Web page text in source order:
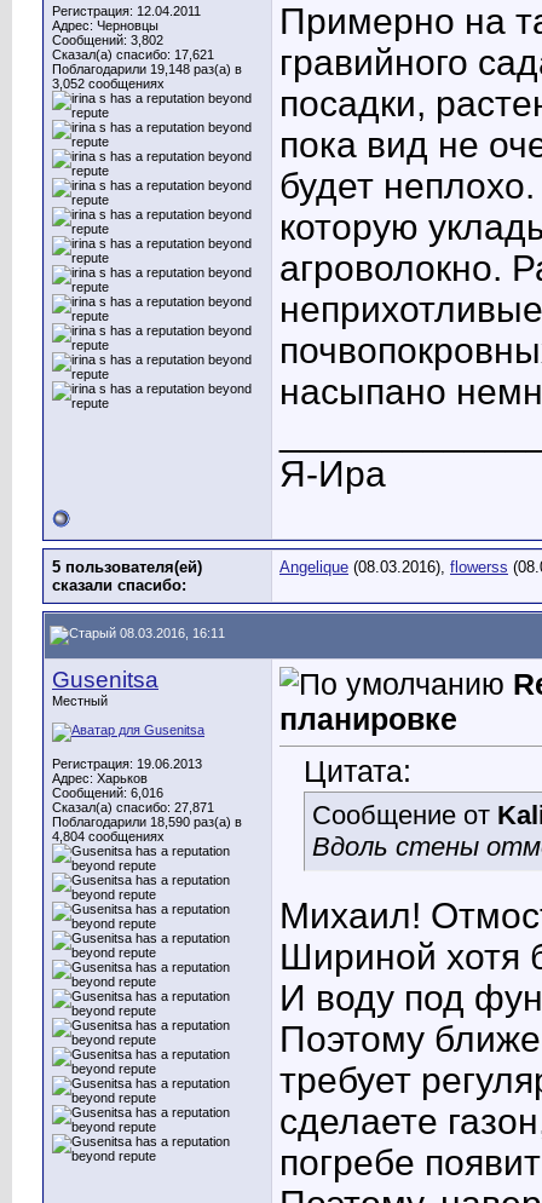
Регистрация: 12.04.2011
Адрес: Черновцы
Сообщений: 3,802
Сказал(а) спасибо: 17,621
Поблагодарили 19,148 раз(а) в
3,052 сообщениях
Примерно на
гравийного
посадки,
пока вид не
будет
которую
агроволокно.
насыпано
Я-Ира
5 пользователя(ей)
сказали cпасибо:
Angelique (08.03.2016), flowerss
08.03.2016, 16:11
Gusenitsa
Местный
Регистрация: 19.06.2013
Адрес: Харьков
Сообщений: 6,016
Сказал(а) спасибо: 27,871
Поблагодарили 18,590 раз(а) в
4,804 сообщениях
планировке
Цитата:
Сообщение от
Вдоль стены
Михаил!
Шириной хотя
И воду под
Поэтому
требует
сделаете
погребе